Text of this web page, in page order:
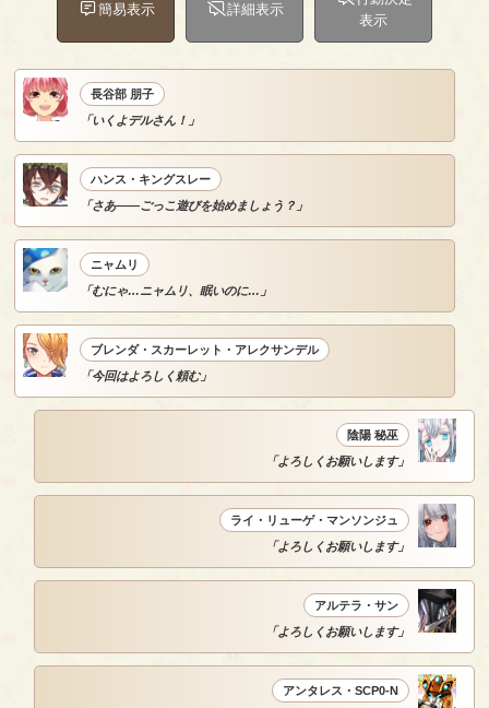
簡易表示 詳細表示
表示
長谷部 朋子
「いくよデルさん！」
ハンス・キングスレー
「さあ――ごっこ遊びを始めましょう？」
ニャムリ
「むにゃ…ニャムリ、眠いのに…」
ブレンダ・スカーレット・アレクサンデル
「今回はよろしく頼む」
陰陽 秘巫
「よろしくお願いします」
ライ・リューゲ・マンソンジュ
「よろしくお願いします」
アルテラ・サン
「よろしくお願いします」
アンタレス・SCP0-N